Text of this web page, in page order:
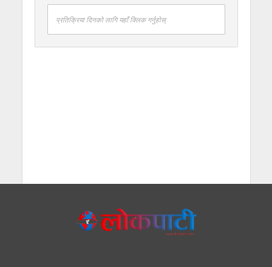
प्रतिक्रिया दिनको लागि यहाँ क्लिक गर्नुहोस्